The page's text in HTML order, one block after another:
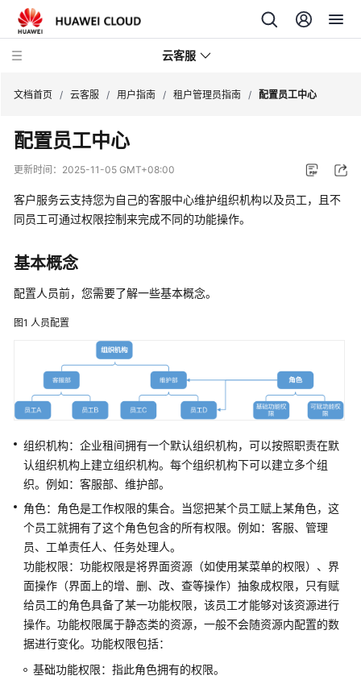
云客服
产
品
绍
速
入
门
用
云
制
台
操
作
指
南
租
户
管
理
员
指
文档首页 / 云客服 / 用户指南 / 租户管理员指南 / 配置员工中心
配置员工中心
更新时间： 2025-11-05 GMT+08:00
客户服务云支持您为自己的客服中心维护组织机构以及员工，且不
同员工可通过权限控制来完成不同的功能操作。
基本概念
配置人员前，您需要了解一些基本概念。
图1 人员配置
组织机构：企业租间拥有一个默认组织机构，可以按照职责在默
认组织机构上建立组织机构。每个组织机构下可以建立多个组
织。例如：客服部、维护部。
角色：角色是工作权限的集合。当您把某个员工赋上某角色，这
个员工就拥有了这个角色包含的所有权限。例如：客服、管理
员、工单责任人、任务处理人。
功能权限：功能权限是将界面资源（如使用某菜单的权限）、界
面操作（界面上的增、删、改、查等操作）抽象成权限，只有赋
给员工的角色具备了某一功能权限，该员工才能够对该资源进行
操作。功能权限属于静态类的资源，一般不会随资源内配置的数
据进行变化。功能权限包括：
基础功能权限：指此角色拥有的权限。